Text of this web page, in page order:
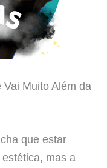
Muito Além da
que estar
mas a